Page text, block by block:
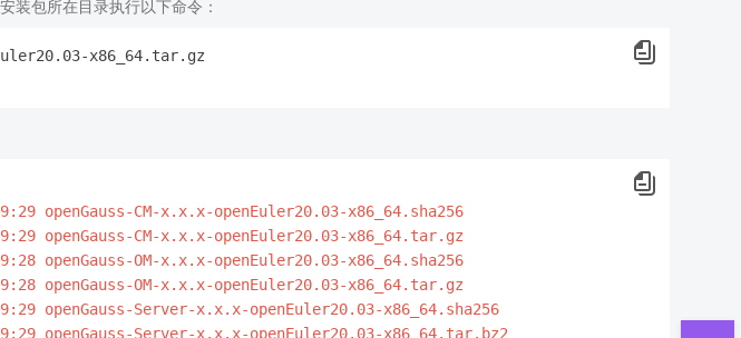
装包所在目录执行以下命令：
openGauss-CM-x.x.x-openEuler20.03-x86_64.sha256
openGauss-CM-x.x.x-openEuler20.03-x86_64.tar.gz
openGauss-OM-x.x.x-openEuler20.03-x86_64.sha256
openGauss-OM-x.x.x-openEuler20.03-x86_64.tar.gz
openGauss-Server-x.x.x-openEuler20.03-x86_64.sha256
openGauss-Server-x.x.x-openEuler20.03-x86_64.tar.bz2